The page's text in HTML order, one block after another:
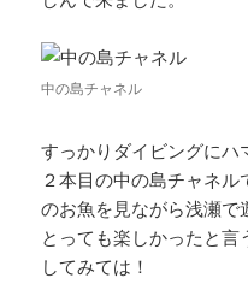
中の島チャネル
すっかりダイビングにハ
２本目の中の島チャネ
のお魚を見ながら浅瀬で
とっても楽しかったと
してみては！